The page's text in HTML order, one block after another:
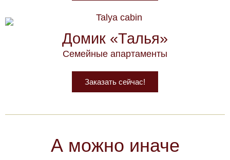
Домик «Талья»
Семейные апартаменты
Заказать сейчас!
А можно иначе